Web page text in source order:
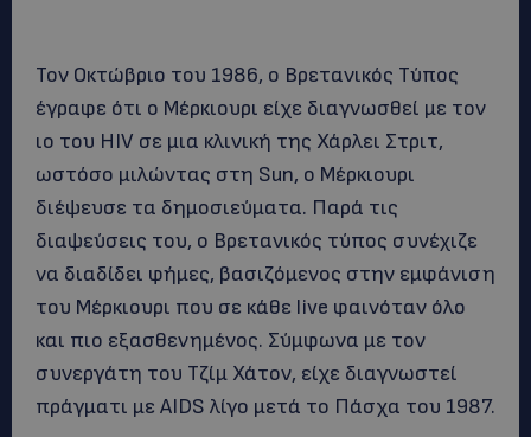
Τον Οκτώβριο του 1986, ο Βρετανικός Τύπος
έγραφε ότι ο Μέρκιουρι είχε διαγνωσθεί με τον
ιο του HIV σε μια κλινική της Χάρλει Στριτ,
ωστόσο μιλώντας στη Sun, ο Μέρκιουρι
διέψευσε τα δημοσιεύματα. Παρά τις
διαψεύσεις του, ο Βρετανικός τύπος συνέχιζε
να διαδίδει φήμες, βασιζόμενος στην εμφάνιση
του Μέρκιουρι που σε κάθε live φαινόταν όλο
και πιο εξασθενημένος. Σύμφωνα με τον
συνεργάτη του Τζίμ Χάτον, είχε διαγνωστεί
πράγματι με AIDS λίγο μετά το Πάσχα του 1987.